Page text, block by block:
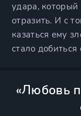
удара, который
отразить. И с
казаться ему
стало
«Любовь